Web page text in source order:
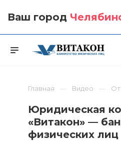
Ваш город
Главная Видео
Юридическая
«Витакон» —
физических лиц